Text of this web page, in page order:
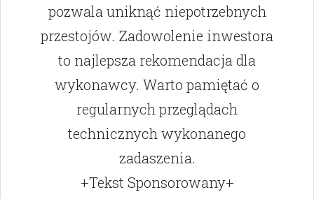
pozwala uniknąć niepotrzebnych
przestojów. Zadowolenie inwestora
to najlepsza rekomendacja dla
wykonawcy. Warto pamiętać o
regularnych przeglądach
technicznych wykonanego
zadaszenia.
+Tekst Sponsorowany+